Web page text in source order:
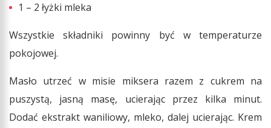
1 – 2 łyżki mleka
Wszystkie składniki powinny być w temperaturze
pokojowej.
Masło utrzeć w misie miksera razem z cukrem na
puszystą, jasną masę, ucierając przez kilka minut.
Dodać ekstrakt waniliowy, mleko, dalej ucierając. Krem